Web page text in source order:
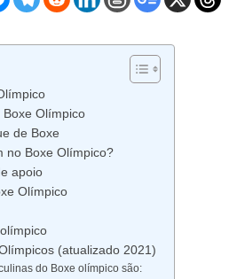
Olímpico
de Boxe
no Boxe Olímpico?
apoio
Olímpico
(atualizado 2021)
do Boxe olímpico são: